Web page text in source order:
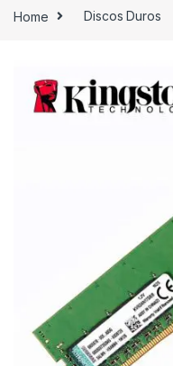
Home Discos Duros